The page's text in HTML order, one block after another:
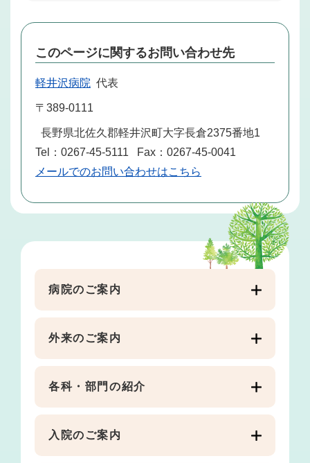
このページに関するお問い合わせ先
軽井沢病院 代表
〒389-0111
長野県北佐久郡軽井沢町大字長倉2375番地1
Tel：0267-45-5111
Fax：0267-45-0041
メールでのお問い合わせはこちら
病院のご案内
外来のご案内
各科・部門の紹介
入院のご案内